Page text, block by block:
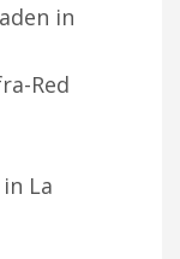
in
Red
La